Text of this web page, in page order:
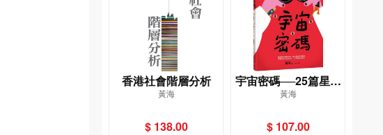
香港社會階層分析
黃海
$ 138.00
宇宙密碼──25篇星球
科幻童話
黃海
$ 107.00